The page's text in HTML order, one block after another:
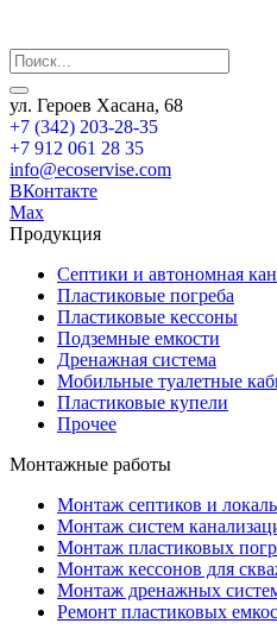
ул. Героев Хасана, 68
+7 (342) 203-28-35
+7 912 061 28 35
info@ecoservise.com
ВКонтакте
Мах
Продукция
Септики и автономная
Пластиковые погреба
Пластиковые кессоны
Подземные емкости
Дренажная система
Мобильные туалетные
Пластиковые купели
Прочее
Монтажные работы
Монтаж септиков и
Монтаж систем
Монтаж пластиковых
Монтаж кессонов для
Монтаж дренажных
Ремонт пластиковых